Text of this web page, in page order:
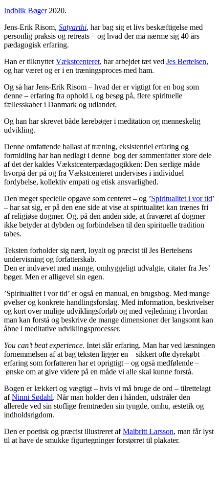
Indblik Bøger2020.
Jens-Erik Risom, Satyarthi, har bag sig et livs beskæftigelse med
personlig praksis og retreats – og hvad der må nærme sig 40 års
pædagogisk erfaring.
Han er tilknyttet Vækstcenteret, har arbejdet tæt ved Jes Bertelsen,
og har været og er i en træningsproces med ham.
Og så har Jens-Erik Risom – hvad der er vigtigt for en bog som
denne – erfaring fra ophold i, og besøg på, flere spirituelle
fællesskaber i Danmark og udlandet.
Og han har skrevet både lærebøger i meditation og menneskelig
udvikling.
Denne omfattende ballast af træning, eksistentiel erfaring og
formidling har han nedlagt i denne bog der sammenfatter store dele
af det der kaldes Vækstcenterpædagogikken: Den særlige måde
hvorpå der på og fra Vækstcenteret undervises i individuel
fordybelse, kollektiv empati og etisk ansvarlighed.
Den meget specielle opgave som centeret – og ’Spiritualitet i vor tid’
– har sat sig, er på den ene side at vise at spiritualitet kan trænes fri
af religiøse dogmer. Og, på den anden side, at fraværet af dogmer
ikke betyder at dybden og forbindelsen til den spirituelle tradition
tabes.
Teksten forholder sig nært, loyalt og præcist til Jes Bertelsens
undervisning og forfatterskab.
Den er indvævet med mange, omhyggeligt udvalgte, citater fra Jes’
bøger. Men er alligevel sin egen.
’Spiritualitet i vor tid’ er også en manual, en brugsbog. Med mange
øvelser og konkrete handlingsforslag. Med information, beskrivelser
og kort over mulige udviklingsforløb og med vejledning i hvordan
man kan forstå og beskrive de mange dimensioner der langsomt kan
åbne i meditative udviklingsprocesser.
You can’t beat experience. Intet slår erfaring. Man har ved læsningen
fornemmelsen af at bag teksten ligger en – sikkert ofte dyrekøbt –
erfaring som forfatteren har et oprigtigt – og også medfølende –
ønske om at give videre på en måde vi alle skal kunne forstå.
Bogen er lækkert og vægtigt – hvis vi må bruge de ord – tilrettelagt
afNinni Sødahl. Når man holder den i hånden, udstråler den
allerede ved sin stoflige fremtræden sin tyngde, omhu, æstetik og
indholdsrigdom.
Den er poetisk og præcist illustreret afMaibritt Larsson, man får lyst
til at have de smukke figurtegninger forstørret til plakater.